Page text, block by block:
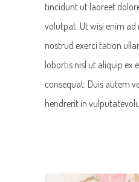
tincidunt ut laoreet
volutpat. Ut wisi enim
nostrud exerci tation
lobortis nisl ut aliquip ex
consequat. Duis autem
hendrerit in